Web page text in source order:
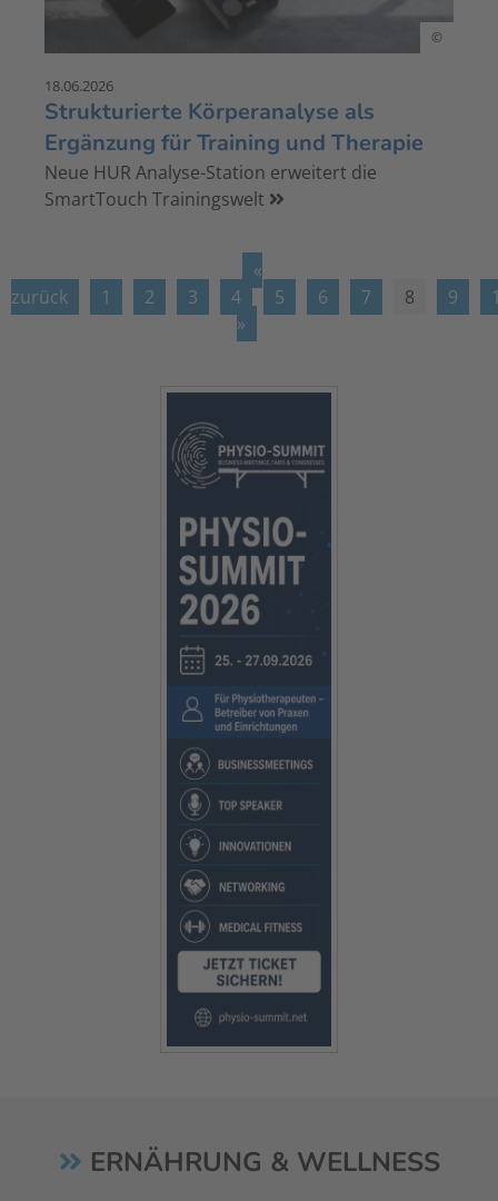
©
18.06.2026
Strukturierte Körperanalyse als
Ergänzung für Training und Therapie
Neue HUR Analyse-Station erweitert die
SmartTouch Trainingswelt
«
zurück
1 2 3 4 5 6 7 8 9
»
ERNÄHRUNG & WELLNESS